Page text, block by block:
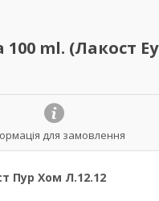
ml. (Лакост Еу
для замовлення
Пур Хом Л.12.12